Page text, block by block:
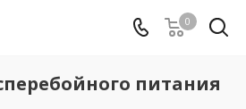
0
питания